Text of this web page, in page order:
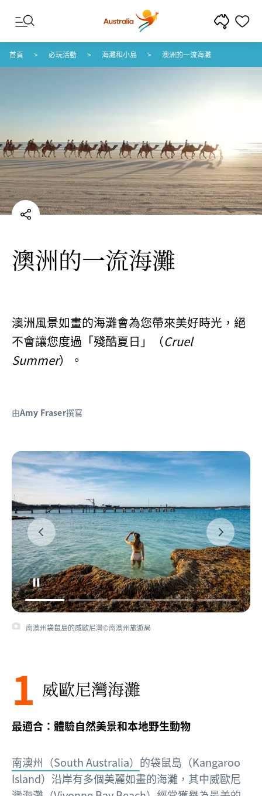
跳至內容
跳至頁尾導覽
首頁 必玩活動 海灘和小島 澳洲的一流海灘
澳洲的一流海灘
澳洲風景如畫的海灘會為您帶來美好時光，絕
不會讓您度過「殘酷夏日」（Cruel
Summer）。
由Amy Fraser撰寫
南澳州袋鼠島的威歐尼灣©南澳州旅遊局
1 威歐尼灣海灘
最適合：體驗自然美景和本地野生動物
南澳州（South Australia） 的袋鼠島（Kangaroo
Island）沿岸有多個美麗如畫的海灘，其中威歐尼